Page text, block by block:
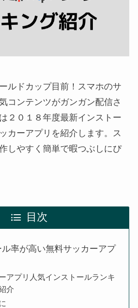
ルドカップ目前！スマホのサ
コンテンツがガンガン配信さ
２０１８年度最新インストー
カーアプリを紹介します。ス
しやすく簡単で暇つぶしにぴ
目次
ル率が高い無料サッカーアプ
アプリ人気インストールランキ
介